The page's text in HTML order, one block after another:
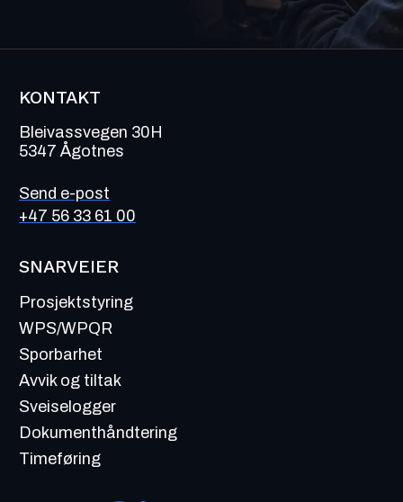
KONTAKT
Bleivassvegen 30H
5347 Ågotnes
Send e-post
+47 56 33 61 00
SNARVEIER
Prosjektstyring
WPS/WPQR
Sporbarhet
Avvik og tiltak
Sveiselogger
Dokumenthåndtering
Timeføring